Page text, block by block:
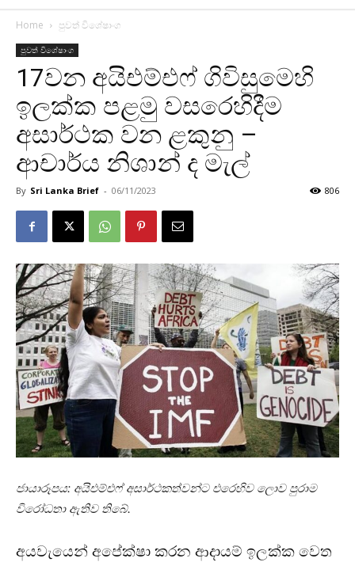
Home පුවත් විශේෂාංග
පුවත් විශේෂාංග
17වන අයිඑම්එෆ් ගිවිසුමෙහි
ඉලක්ක පළමු වසරෙහිදීම
අසාර්ථක වන ළකුනු –
ආචාර්ය නිශාන් ද මැල්
By Sri Lanka Brief - 06/11/2023 806
ජායාරූපය: අයිඑම්එෆ් අසාර්ථකත්වන්ට එරෙහිව ලොව පුරාම
විරෝධතා ඇතිව තිබේ.
අයවැයෙන් අපේක්ෂා කරන ආදායම් ඉලක්ක වෙත